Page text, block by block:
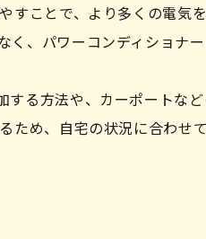
のメンテナンスは必要
すことで、より多くの電気
く、パワーコンディショナ
る方法や、カーポートな
ため、自宅の状況に合わせ